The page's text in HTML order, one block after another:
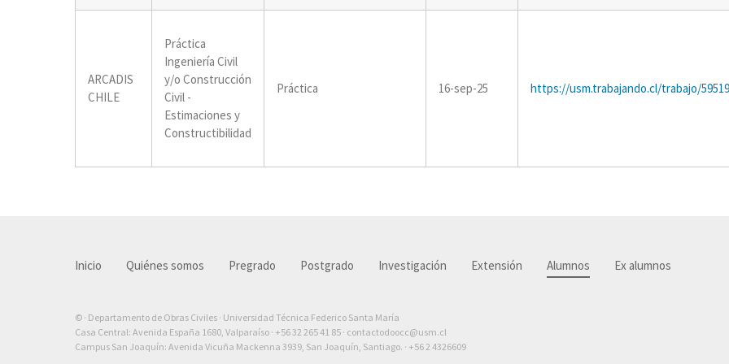
ARCADIS
CHILE
Práctica
Ingeniería Civil
y/o Construcción
Civil -
Estimaciones y
Constructibilidad
Práctica 16-sep-25 https://usm.trabajando.cl/trabajo/
Inicio Quiénes somos Pregrado Postgrado Investigación Extensión Alumnos Ex alumnos
© · Departamento de Obras Civiles · Universidad Técnica Federico Santa María
Casa Central: Avenida España 1680, Valparaíso · +56 32 265 41 85 · contactodoocc@usm.cl
Campus San Joaquín: Avenida Vicuña Mackenna 3939, San Joaquín, Santiago. · +56 2 4326609